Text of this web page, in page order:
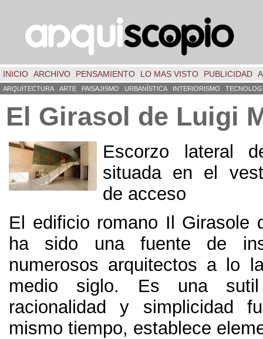
INICIO ARCHIVO PENSAMIENTO LO MAS VISTO PUBLICIDAD
ARQUITECTURA ARTE PAISAJISMO URBANÍSTICA INTERIORISMO
El Girasol de Luigi
Escorzo lateral
situada en el
de acceso
El edificio romano Il Girasole
ha sido una fuente de
numerosos arquitectos a lo
medio siglo. Es una
racionalidad y simplicidad
mismo tiempo, establece